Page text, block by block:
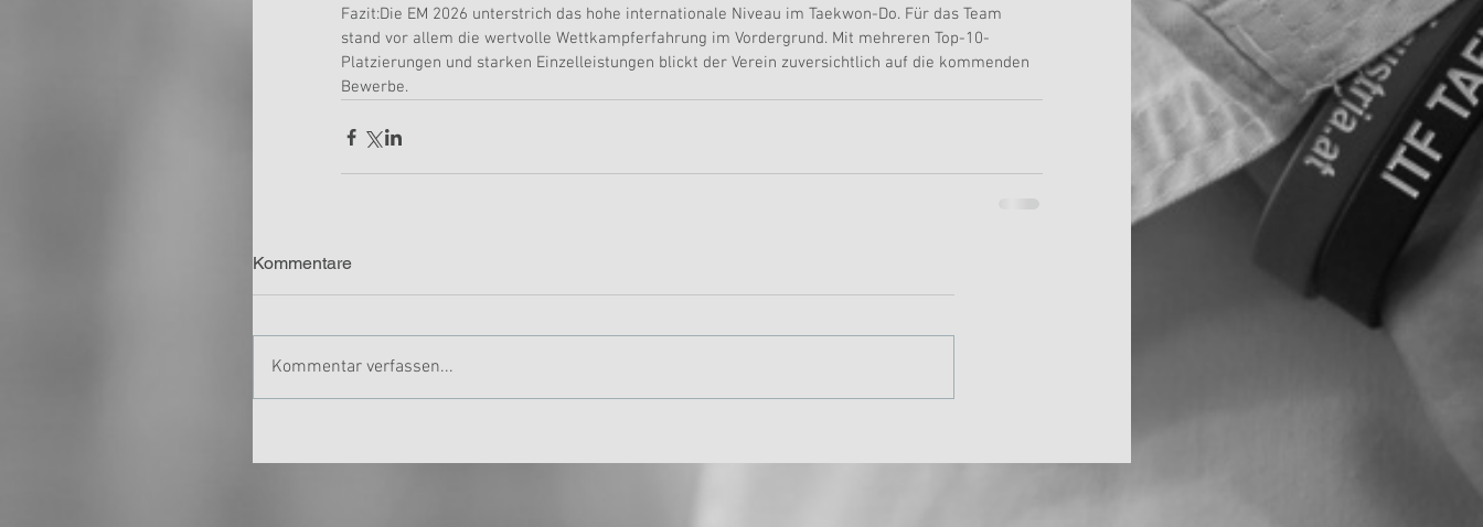
Fazit:Die EM 2026 unterstrich das hohe internationale Niveau im Taekwon-Do. Für das Team
stand vor allem die wertvolle Wettkampferfahrung im Vordergrund. Mit mehreren Top-10-
Platzierungen und starken Einzelleistungen blickt der Verein zuversichtlich auf die kommenden
Bewerbe.
Kommentare
Kommentar verfassen...